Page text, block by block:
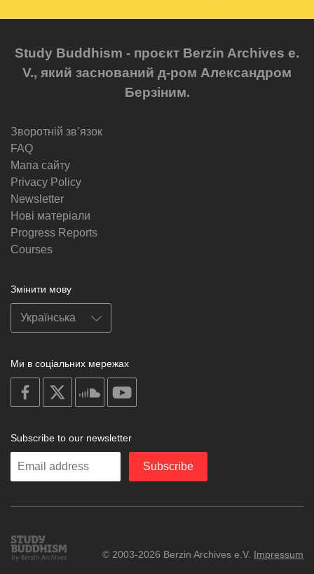
Study Buddhism - проєкт Berzin Archives e.
V., який заснований д-ром Александром
Берзіним.
Зворотній звʼязок
FAQ
Мапа сайту
Privacy Policy
Newsletter
Нові матеріали
Progress Reports
Courses
Змінити мову
Ми в соціальних мережах
on
facebook
soundcloud
Subscribe to our newsletter
Enter
Subscribe
Study
Buddhism
© 2003-2026 Berzin Archives e.V. Impressum